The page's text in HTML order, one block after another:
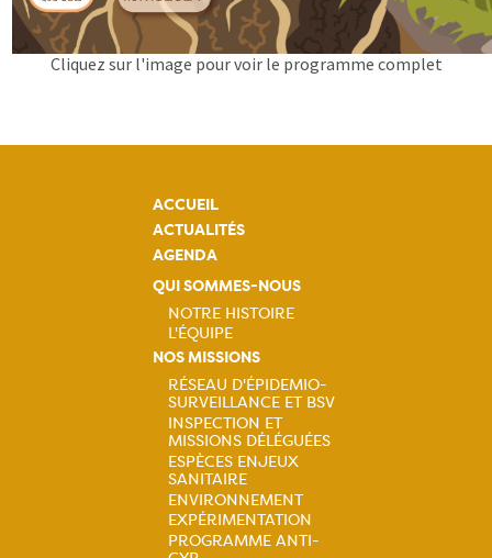
Cliquez sur l'image pour voir le programme complet
ACCUEIL
ACTUALITÉS
AGENDA
QUI SOMMES-NOUS
Navigation
principale
NOTRE HISTOIRE
L'ÉQUIPE
NOS MISSIONS
Navigation
principale
RÉSEAU D'ÉPIDEMIO-
SURVEILLANCE ET BSV
INSPECTION ET
MISSIONS DÉLÉGUÉES
ESPÈCES ENJEUX
SANITAIRE
ENVIRONNEMENT
EXPÉRIMENTATION
PROGRAMME ANTI-